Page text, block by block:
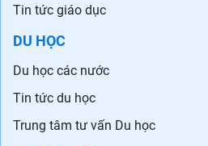
Tin tức giáo dục
DU HỌC
Du học các nước
Tin tức du học
Trung tâm tư vấn Du học